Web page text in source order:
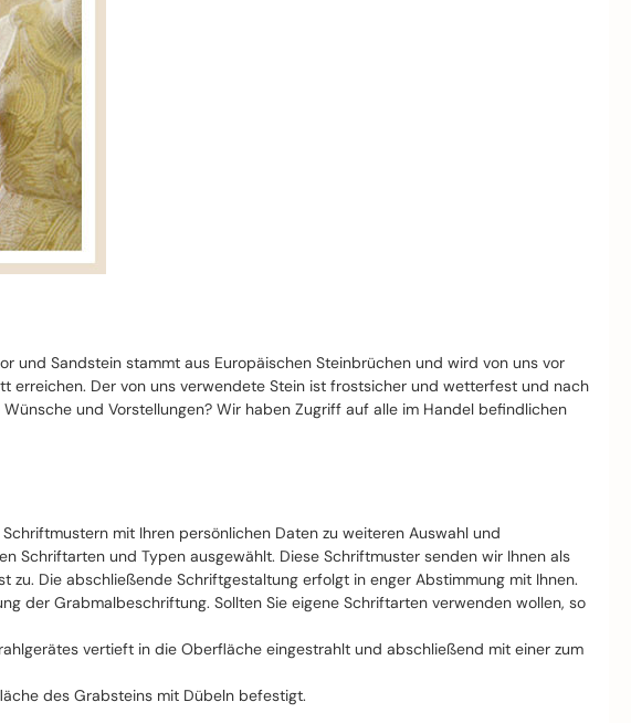
und Sandstein stammt aus Europäischen Steinbrüchen und wird von uns vor
erreichen. Der von uns verwendete Stein ist frostsicher und wetterfest und nach
und Vorstellungen? Wir haben Zugriff auf alle im Handel befindlichen
mit Ihren persönlichen Daten zu weiteren Auswahl und
Schriftarten und Typen ausgewählt. Diese Schriftmuster senden wir Ihnen als
zu. Die abschließende Schriftgestaltung erfolgt in enger Abstimmung mit Ihnen.
der Grabmalbeschriftung. Sollten Sie eigene Schriftarten verwenden wollen, so
vertieft in die Oberfläche eingestrahlt und abschließend mit einer zum
des Grabsteins mit Dübeln befestigt.